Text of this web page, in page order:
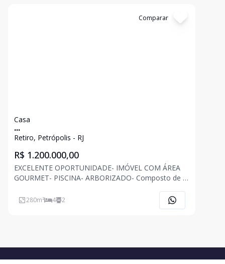
Comparar
Casa
...
Retiro, Petrópolis - RJ
R$ 1.200.000,00
EXCELENTE OPORTUNIDADE- IMÓVEL COM ÁREA
GOURMET- PISCINA- ARBORIZADO- Composto de 2
com closet), 3 banheiros, lavabo, cozinha, copa,
escritório, área de serviço. Obs: Água de mina.
280m² 4 2